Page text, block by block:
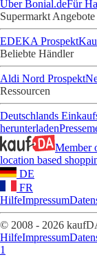
Über Bonial.deFür
Supermarkt Angebote
EDEKA Prospekt
Beliebte Händler
Aldi Nord Prospekt
Ressourcen
Deutschlands
herunterladen
Member
location based
DE
FR
HilfeImpressum
© 2008 - 2026
HilfeImpressum
1